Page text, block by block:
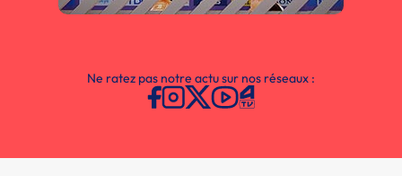
Ne ratez pas notre actu sur nos réseaux :